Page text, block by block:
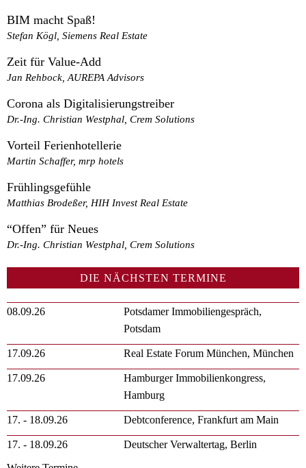
BIM macht Spaß!
Stefan Kögl, Siemens Real Estate
Zeit für Value-Add
Jan Rehbock, AUREPA Advisors
Corona als Digitalisierungstreiber
Dr.-Ing. Christian Westphal, Crem Solutions
Vorteil Ferienhotellerie
Martin Schaffer, mrp hotels
Frühlingsgefühle
Matthias Brodeßer, HIH Invest Real Estate
“Offen” für Neues
Dr.-Ing. Christian Westphal, Crem Solutions
DIE NÄCHSTEN TERMINE
08.09.26
Potsdamer Immobiliengespräch,
Potsdam
17.09.26 Real Estate Forum München, München
17.09.26
Hamburger Immobilienkongress,
Hamburg
17. - 18.09.26 Debtconference, Frankfurt am Main
17. - 18.09.26
Deutscher Verwaltertag, Berlin